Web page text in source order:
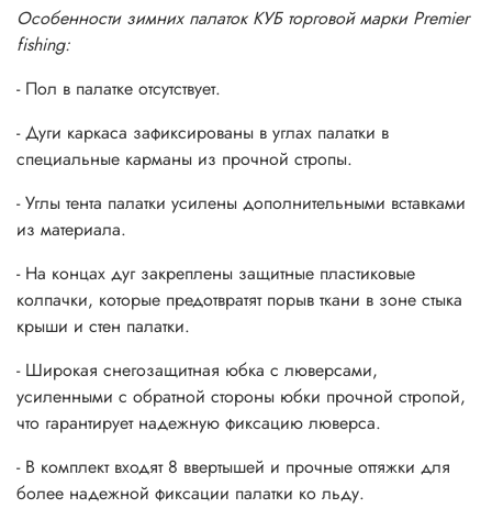
Характеристики:
• Размеры в рабочем состоянии, м: максимальная высота
• Размеры в транспортном положении, м: 1,15 х 0,22 х
• Вес, кг: 5,4.
• Вместимость: 1-2 человека.
• Материал: полиэстер Oxford 240D с PU покрытием 2
000 мм.
• Каркас: fiberglass диаметром 9,5 мм.
• Размер окна, см.: 20х20
• Цвет: бирюза/серый
Особенности зимних палаток КУБ торговой марки Premier
fishing:
- Пол в палатке отсутствует.
- Дуги каркаса зафиксированы в углах палатки в
специальные карманы из прочной стропы.
- Углы тента палатки усилены дополнительными вставками
из материала.
- На концах дуг закреплены защитные пластиковые
колпачки, которые предотвратят порыв ткани в зоне стыка
крыши и стен палатки.
- Широкая снегозащитная юбка с люверсами,
усиленными с обратной стороны юбки прочной стропой,
что гарантирует надежную фиксацию люверса.
- В комплект входят 8 ввертышей и прочные оттяжки для
более надежной фиксации палатки ко льду.